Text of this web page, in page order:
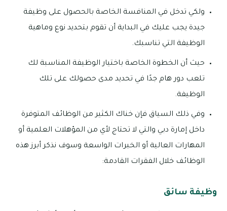
ولكي تدخل في المنافسة الخاصة بالحصول على وظيفة
جيدة يجب عليك في البداية أن تقوم بتحديد نوع وماهية
الوظيفة التي تناسبك.
حيث أن الخطوة الخاصة باختيار الوظيفة المناسبة لك
تلعب دور هام جدًا في تحديد مدى حصولك على تلك
الوظيفة.
وفي ذلك السياق فإن خناك الكثير من الوظائف المتوفرة
داخل إمارة دبي والتي لا تحتاج لأي من المؤهلات العلمية أو
المهارات العالية أو الخبرات الواسعة وسوف نذكر أبرز هذه
الوظائف خلال الفقرات القادمة:
وظيفة سائق